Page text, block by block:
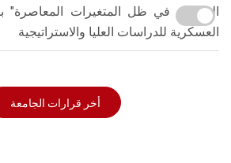
المصري في ظل المتغيرات المعاصرة"
العسكرية للدراسات العليا والاستراتيجية
أخر قرارات الجامعة